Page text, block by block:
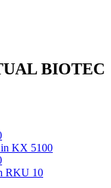
BIOTEC
KX 5100
RKU 10